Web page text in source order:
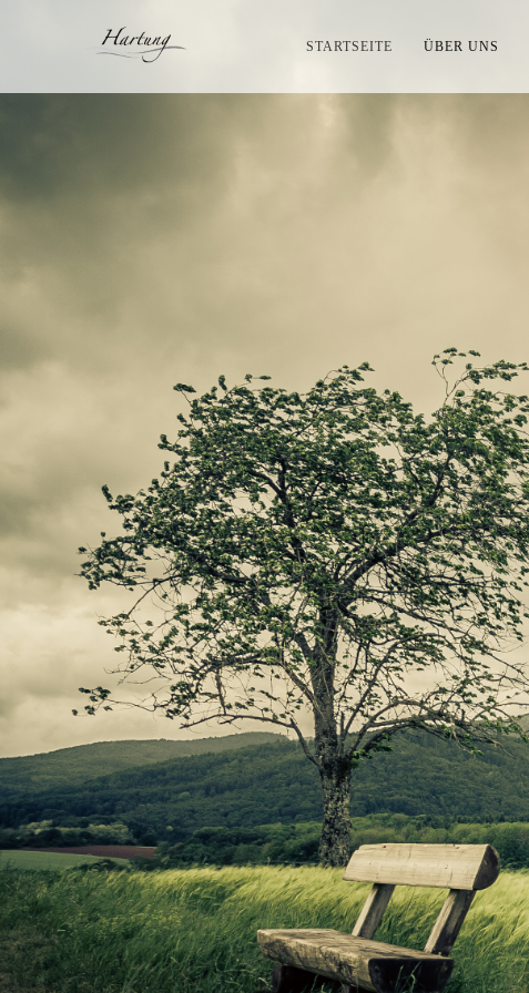
STARTSEITE ÜBER UNS